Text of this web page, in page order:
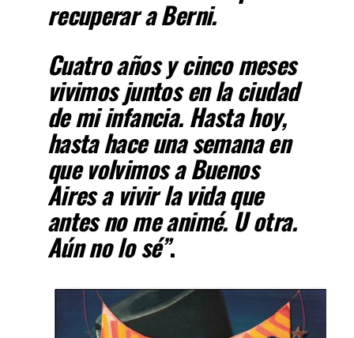
recuperar a Berni.
Cuatro años y cinco meses
vivimos juntos en la ciudad
de mi infancia. Hasta hoy,
hasta hace una semana en
que volvimos a Buenos
Aires a vivir la vida que
antes no me animé. U otra.
Aún no lo sé”.